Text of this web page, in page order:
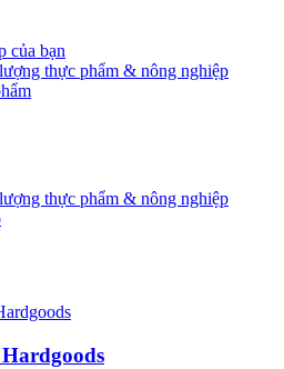
của bạn
thực phẩm & nông nghiệp
thực phẩm & nông nghiệp